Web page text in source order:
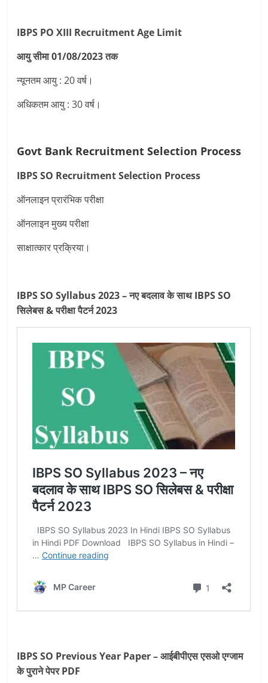
IBPS PO XIII RecruitmentAge Limit
आयु सीमा 01/08/2023 तक
न्यूनतम आयु : 20 वर्ष।
अधिकतम आयु : 30 वर्ष।
Govt Bank Recruitment Selection Process
IBPS SO RecruitmentSelection Process
ऑनलाइन प्रारंभिक परीक्षा
ऑनलाइन मुख्य परीक्षा
साक्षात्कार प्रक्रिया।
IBPS SO Syllabus 2023 – नए बदलाव के साथ IBPS SO
सिलेबस & परीक्षा पैटर्न 2023
IBPS SO Previous Year Paper – आईबीपीएस एसओ एग्जाम
के पुराने पेपर PDF